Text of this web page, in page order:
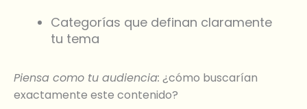
Categorías que definan claramente
tu tema
Piensa como tu audiencia: ¿cómo buscarían
exactamente este contenido?